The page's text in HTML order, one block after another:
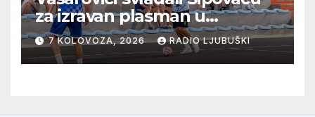
za izravan plasman u
četvrtfinale, Grab izborio
prolazak dalje, Klobuk ispao,
večeras počinje četvrtfinale
7 KOLOVOZA, 2026 RADIO LJUBUŠKI